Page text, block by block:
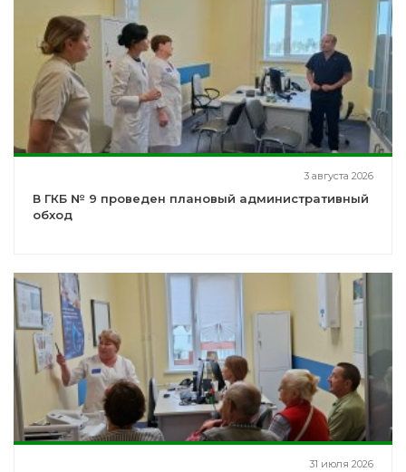
3 августа 2026
В ГКБ № 9 проведен плановый административный
обход
31 июля 2026